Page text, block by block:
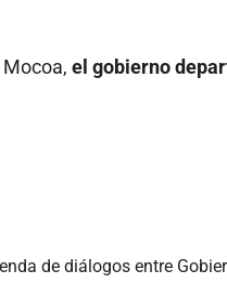
el gobierno
de diálogos entre